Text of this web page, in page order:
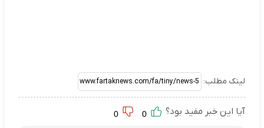
لینک مطلب:
آیا این خبر مفید بود؟